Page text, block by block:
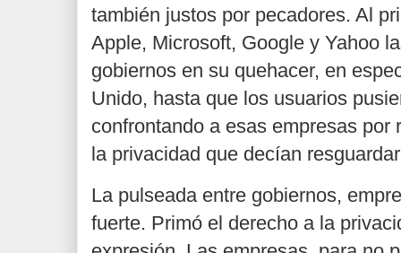
también justos por pecadores. Al
Apple, Microsoft, Google y Yahoo
gobiernos en su quehacer, en
Unido, hasta que los usuarios
confrontando a esas empresas por
la privacidad que decían
La pulseada entre gobiernos,
fuerte. Primó el derecho a la